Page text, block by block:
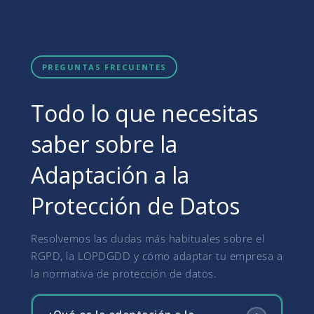
PREGUNTAS FRECUENTES
Todo lo que necesitas
saber sobre la
Adaptación a la
Protección de Datos
Resolvemos las dudas más habituales sobre el
RGPD, la LOPDGDD y cómo adaptar tu empresa a
la normativa de protección de datos.